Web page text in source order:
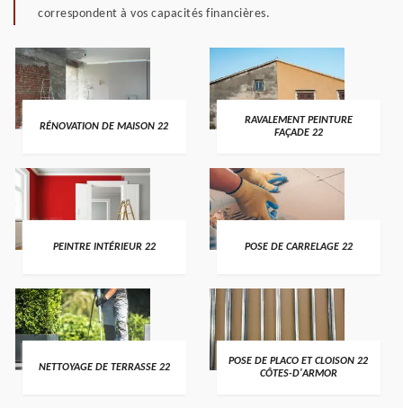
correspondent à vos capacités financières.
RÉNOVATION DE MAISON 22
RAVALEMENT PEINTURE
FAÇADE 22
PEINTRE INTÉRIEUR 22 POSE DE CARRELAGE 22
NETTOYAGE DE TERRASSE 22
POSE DE PLACO ET CLOISON 22
CÔTES-D'ARMOR